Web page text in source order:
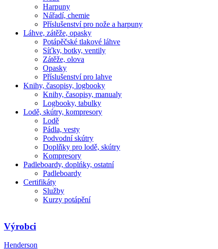
Harpuny
Nářadí, chemie
Příslušenství pro nože a harpuny
Láhve, zátěže, opasky
Potápěčské tlakové láhve
Síťky, botky, ventily
Zátěže, olova
Opasky
Příslušenství pro lahve
Knihy, časopisy, logbooky
Knihy, časopisy, manualy
Logbooky, tabulky
Lodě, skútry, kompresory
Lodě
Pádla, vesty
Podvodní skútry
Doplňky pro lodě, skútry
Kompresory
Padleboardy, doplńky, ostatní
Padleboardy
Certifikáty
Služby
Kurzy potápění
Výrobci
Henderson